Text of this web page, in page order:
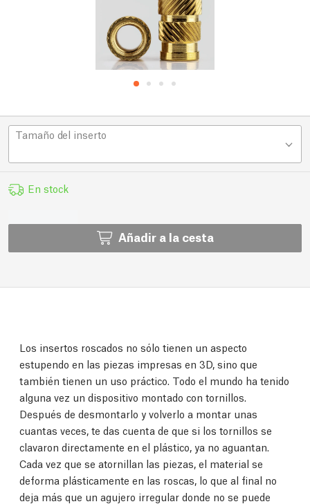
Tamaño del inserto
En stock
Añadir a la cesta
Los insertos roscados no sólo tienen un aspecto
estupendo en las piezas impresas en 3D, sino que
también tienen un uso práctico. Todo el mundo ha tenido
alguna vez un dispositivo montado con tornillos.
Después de desmontarlo y volverlo a montar unas
cuantas veces, te das cuenta de que si los tornillos se
clavaron directamente en el plástico, ya no aguantan.
Cada vez que se atornillan las piezas, el material se
deforma plásticamente en las roscas, lo que al final no
deja más que un agujero irregular donde no se puede